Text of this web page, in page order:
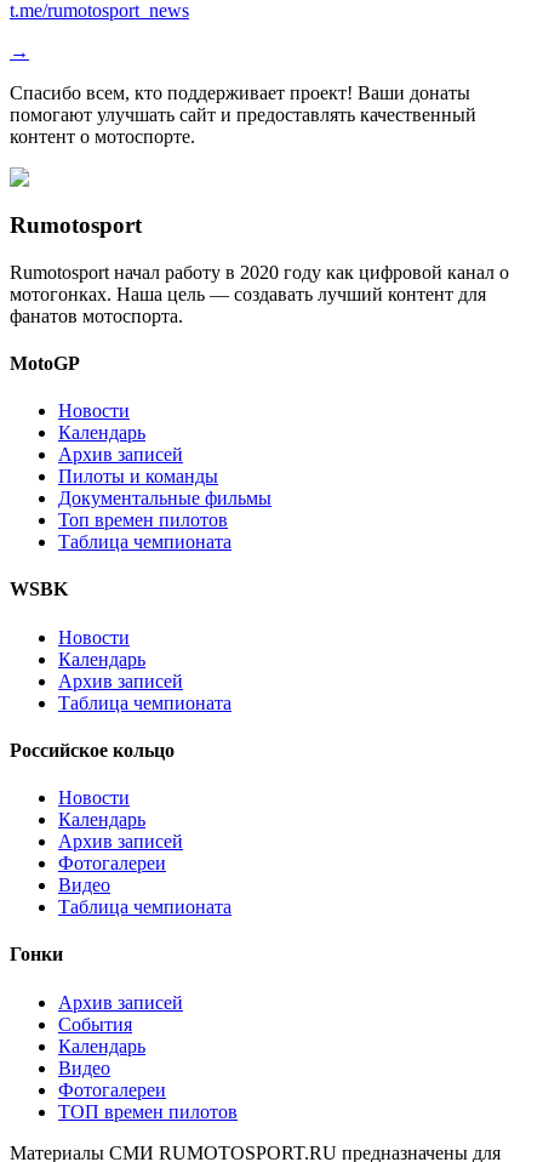
t.me/rumotosport_news
→
Спасибо всем, кто поддерживает проект! Ваши донаты
помогают улучшать сайт и предоставлять качественный
контент о мотоспорте.
Rumotosport
Rumotosport начал работу в 2020 году как цифровой канал о
мотогонках. Наша цель — создавать лучший контент для
фанатов мотоспорта.
MotoGP
Новости
Календарь
Архив записей
Пилоты и команды
Документальные фильмы
Топ времен пилотов
Таблица чемпионата
WSBK
Новости
Календарь
Архив записей
Таблица чемпионата
Российское кольцо
Новости
Календарь
Архив записей
Фотогалереи
Видео
Таблица чемпионата
Гонки
Архив записей
События
Календарь
Видео
Фотогалереи
ТОП времен пилотов
Материалы СМИ RUMOTOSPORT.RU предназначены для